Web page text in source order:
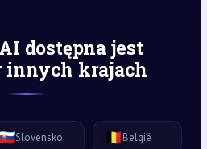
dostępna jest
innych krajach
Slovensko 🇧🇪België